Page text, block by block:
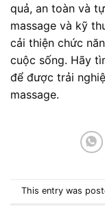
quả, an toàn và
massage và kỹ
cải thiện chức
cuộc sống. Hãy
để được trải
massage.
This entry was